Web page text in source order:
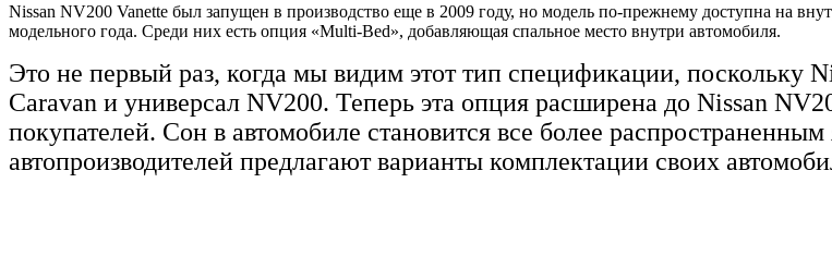
Nissan NV200 Vanette был запущен в производство еще в 2009 году, но модель по-прежнему доступна на
модельного года. Среди них есть опция «Multi-Bed», добавляющая спальное место внутри автомобиля.
Это не первый раз, когда мы видим этот тип спецификации, поскольку
Caravan и универсал NV200. Теперь эта опция расширена до Nissan
покупателей. Сон в автомобиле становится все более
автопроизводителей предлагают варианты комплектации своих